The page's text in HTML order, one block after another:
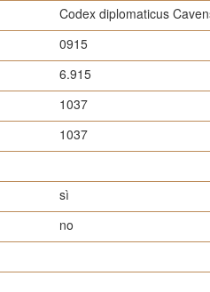
Codex diplomaticus
0915
6.915
1037
1037
sì
no